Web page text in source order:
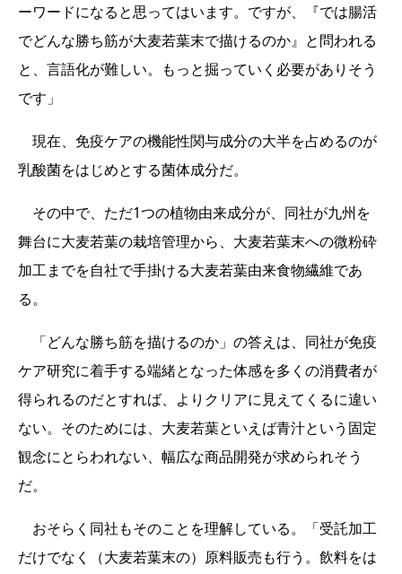
ーワードになると思ってはいます。ですが、『では腸活
でどんな勝ち筋が大麦若葉末で描けるのか』と問われる
と、言語化が難しい。もっと掘っていく必要がありそう
です」
現在、免疫ケアの機能性関与成分の大半を占めるのが
乳酸菌をはじめとする菌体成分だ。
その中で、ただ1つの植物由来成分が、同社が九州を
舞台に大麦若葉の栽培管理から、大麦若葉末への微粉砕
加工までを自社で手掛ける大麦若葉由来食物繊維であ
る。
「どんな勝ち筋を描けるのか」の答えは、同社が免疫
ケア研究に着手する端緒となった体感を多くの消費者が
得られるのだとすれば、よりクリアに見えてくるに違い
ない。そのためには、大麦若葉といえば青汁という固定
観念にとらわれない、幅広な商品開発が求められそう
だ。
おそらく同社もそのことを理解している。「受託加工
だけでなく（大麦若葉末の）原料販売も行う。飲料をは